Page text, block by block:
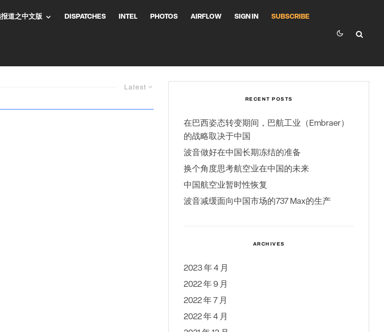
道之中文版 DISPATCHES INTEL PHOTOS AIRFLOW SIGN IN SUBSCRIBE
Latest
RECENT POSTS
在巴西姿态转变期间，巴航工业（Embraer）
的战略取决于中国
波音做好在中国长期冻结的准备
换个角度思考航空业在中国的未来
中国航空业暂时性恢复
波音减缓面向中国市场的737 Max的生产
ARCHIVES
2023 年 4 月
2022 年 9 月
2022 年 7 月
2022 年 4 月